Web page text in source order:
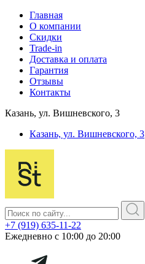
Главная
О компании
Скидки
Trade-in
Доставка и оплата
Гарантия
Отзывы
Контакты
Казань, ул. Вишневского, 3
Казань, ул. Вишневского, 3
+7 (919) 635-11-22
Ежедневно с 10:00 до 20:00